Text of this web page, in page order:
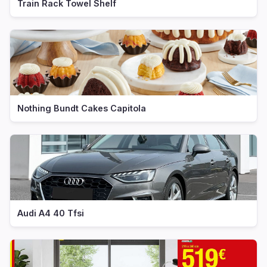
Train Rack Towel Shelf
Nothing Bundt Cakes Capitola
Audi A4 40 Tfsi